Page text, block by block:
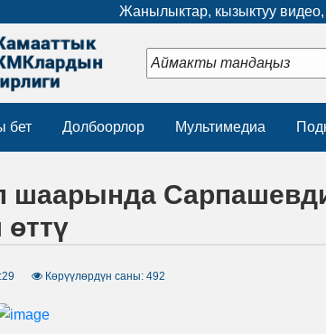
Жанылыктар, кызыктуу
бет Долбоорлор Мультимедиа
шаарында
Көрүүлөрдүн саны: 492